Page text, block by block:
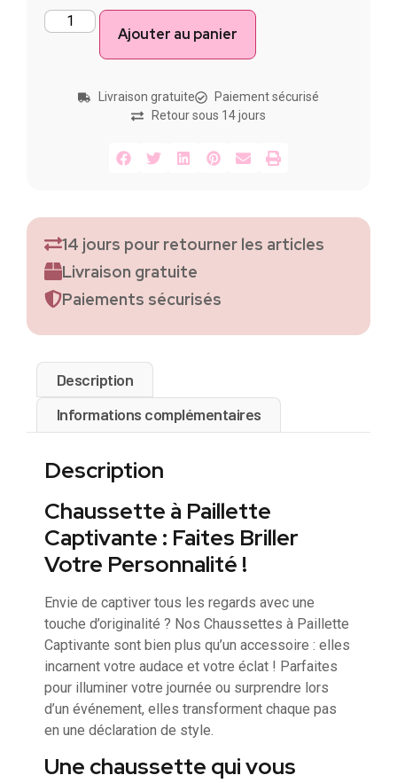
Ajouter au panier
Livraison gratuite
Paiement sécurisé
Retour sous 14 jours
14 jours pour retourner les articles
Livraison gratuite
Paiements sécurisés
Description
Informations complémentaires
Description
Chaussette à Paillette
Captivante : Faites Briller
Votre Personnalité !
Envie de captiver tous les regards avec une
touche d’originalité ? Nos Chaussettes à Paillette
Captivante sont bien plus qu’un accessoire : elles
incarnent votre audace et votre éclat ! Parfaites
pour illuminer votre journée ou surprendre lors
d’un événement, elles transforment chaque pas
en une déclaration de style.
Une chaussette qui vous